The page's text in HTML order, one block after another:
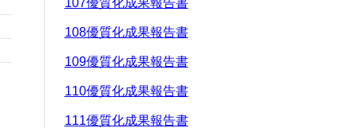
107優質化成果報告書
108優質化成果報告書
109優質化成果報告書
110優質化成果報告書
111優質化成果報告書